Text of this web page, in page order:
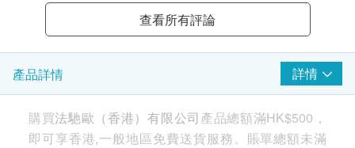
查看所有評論
產品詳情 詳情
購買法馳歐（香港）有限公司 產品總額滿HK$500，
即可享香港,一般地區免費送貨服務。賬單總額未滿